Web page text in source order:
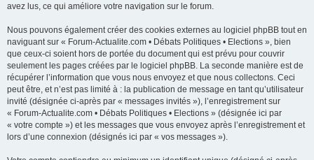
avez lus, ce qui améliore votre navigation sur le forum.
Nous pouvons également créer des cookies externes au logiciel phpBB tout en
naviguant sur « Forum-Actualite.com • Débats Politiques • Elections », bien
que ceux-ci soient hors de portée du document qui est prévu pour couvrir
seulement les pages créées par le logiciel phpBB. La seconde manière est de
récupérer l’information que vous nous envoyez et que nous collectons. Ceci
peut être, et n’est pas limité à : la publication de message en tant qu’utilisateur
invité (désignée ci-après par « messages invités »), l’enregistrement sur
« Forum-Actualite.com • Débats Politiques • Elections » (désignée ici par
« votre compte ») et les messages que vous envoyez après l’enregistrement et
lors d’une connexion (désignés ici par « vos messages »).